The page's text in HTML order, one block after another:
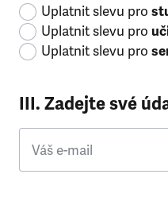
Uplatnit slevu pro
Uplatnit slevu pro
Uplatnit slevu pro
III. Zadejte své
Váš e-mail